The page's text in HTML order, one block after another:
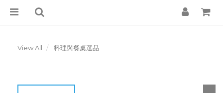
View All 料理與餐桌選品